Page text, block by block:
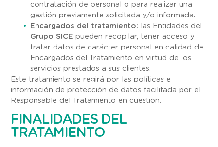
contratación de personal o para realizar una
gestión previamente solicitada y/o informada.
Encargados del tratamiento:
las Entidades del
Grupo SICE pueden recopilar, tener acceso y
tratar datos de carácter personal en calidad de
Encargados del Tratamiento en virtud de los
servicios prestados a sus clientes.
Este tratamiento se regirá por las políticas e
información de protección de datos facilitada por el
Responsable del Tratamiento en cuestión.
FINALIDADES DEL
TRATAMIENTO